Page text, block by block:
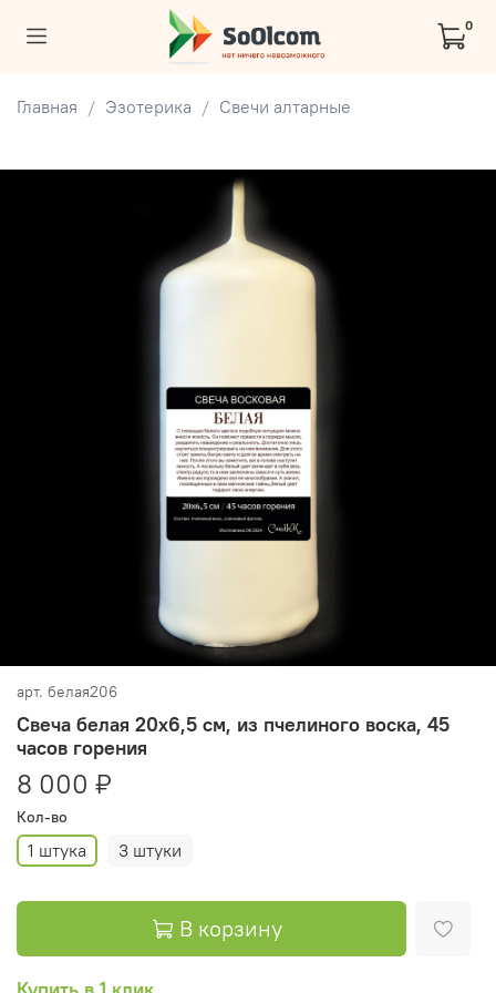
0
Главная Эзотерика Свечи алтарные
арт. белая206
Свеча белая 20х6,5 см, из пчелиного воска, 45
часов горения
8 000 ₽
Кол-во
1 штука 3 штуки
В корзину